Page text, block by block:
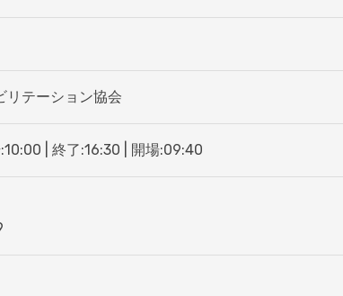
リテーション協会
| 終了:16:30 | 開場:09:40